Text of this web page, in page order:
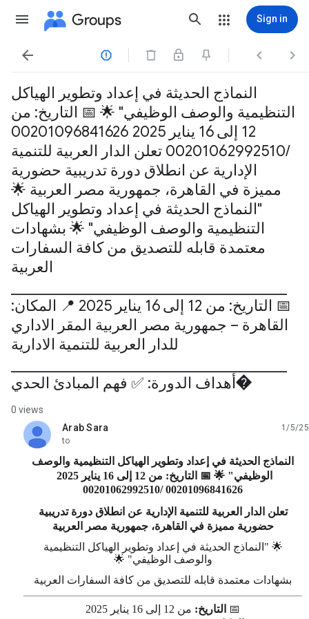
Groups Sign in
   
النماذج الحديثة في إعداد وتطوير الهياكل
التنظيمية والوصف الوظيفي" 🌟 📅 التاريخ: من
12 إلى 16 يناير 2025 00201096841626
/00201062992510 تعلن الدار العربية للتنمية
الإدارية عن انطلاق دورة تدريبية حضورية
مميزة في القاهرة، جمهورية مصر العربية 🌟
"النماذج الحديثة في إعداد وتطوير الهياكل
التنظيمية والوصف الوظيفي" 🌟 بشهادات
معتمدة قابله للتصديق من كافة السفارات
العربية
📅 التاريخ: من 12 إلى 16 يناير 2025 📍 المكان:
القاهرة – جمهورية مصر العربية المقر الاداري
للدار العربية للتنمية الادارية
أهداف الدورة: ✅ فهم المبادئ الحدي�
0 views
Arab Sara
unread,
1/5/25
to
النماذج الحديثة في إعداد وتطوير الهياكل التنظيمية والوصف
الوظيفي"🌟
📅
00201096841626 /00201062992510
تعلن الدار العربية للتنمية الإدارية عن انطلاق دورة تدريبية
حضورية مميزة في القاهرة، جمهورية مصر العربية
🌟 "النماذج الحديثة في إعداد وتطوير الهياكل التنظيمية
والوصف الوظيفي" 🌟
بشهادات معتمدة قابله للتصديق من كافة السفارات العربية
📅 التاريخ: من 12 إلى 16 يناير 2025